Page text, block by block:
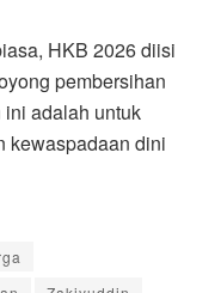
HKB 2026 diisi
pembersihan
adalah untuk
kewaspadaan dini